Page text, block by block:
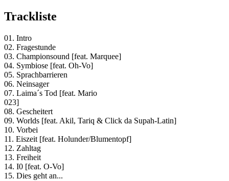
Trackliste
01. Intro
02. Fragestunde
03. Championsound [feat. Marquee]
04. Symbiose [feat. Oh-Vo]
05. Sprachbarrieren
06. Neinsager
07. Laima´s Tod [feat. Mario
023]
08. Gescheitert
09. Worlds [feat. Akil, Tariq & Click da Supah-Latin]
10. Vorbei
11. Eiszeit [feat. Holunder/Blumentopf]
12. Zahltag
13. Freiheit
14. I0 [feat. O-Vo]
15. Dies geht an...